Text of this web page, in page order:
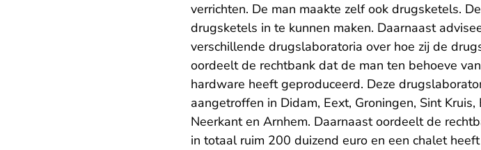
verrichten. De man maakte zelf ook drugsketels.
drugsketels in te kunnen maken. Daarnaast
verschillende drugslaboratoria over hoe zij de
oordeelt de rechtbank dat de man ten behoeve
hardware heeft geproduceerd. Deze
aangetroffen in Didam, Eext, Groningen, Sint
Neerkant en Arnhem. Daarnaast oordeelt de
in totaal ruim 200 duizend euro en een chalet